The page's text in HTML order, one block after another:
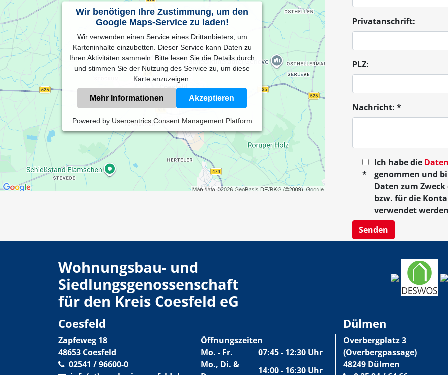
Wir benötigen Ihre Zustimmung, um den
Google Maps-Service zu laden!
Wir verwenden einen Service eines Drittanbieters, um
Karteninhalte einzubetten. Dieser Service kann Daten zu
Ihren Aktivitäten sammeln. Bitte lesen Sie die Details durch
und stimmen Sie der Nutzung des Service zu, um diese
Karte anzuzeigen.
Mehr Informationen Akzeptieren
Powered by Usercentrics Consent Management Platform
Privatanschrift:
PLZ:
Nachricht: *
*
Ich habe die
genommen und
Daten zum
bzw. für die
verwendet
Senden
Wohnungsbau- und
Siedlungsgenossenschaft
für den Kreis Coesfeld eG
Coesfeld
Zapfeweg 18
48653 Coesfeld
02541 / 96600-0
Öffnungszeiten
Mo. - Fr.
07:45 - 12:30 Uhr
Mo., Di. &
14:00 - 16:30 Uhr
Dülmen
Overbergplatz 3
(Overbergpassage)
48249 Dülmen